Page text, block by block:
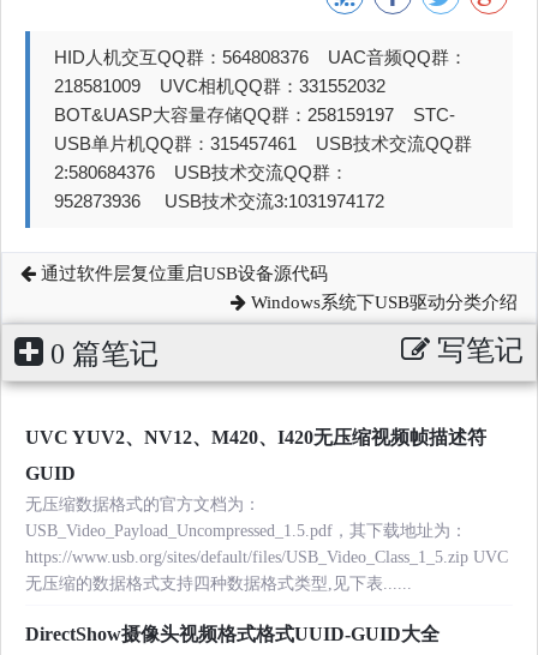
HID人机交互QQ群：564808376 UAC音频QQ群：
218581009 UVC相机QQ群：331552032
BOT&UASP大容量存储QQ群：258159197 STC-
USB单片机QQ群：315457461 USB技术交流QQ群
2:580684376 USB技术交流QQ群：
952873936 USB技术交流3:1031974172
通过软件层复位重启USB设备源代码
Windows系统下USB驱动分类介绍
0 篇笔记 写笔记
UVC YUV2、NV12、M420、I420无压缩视频帧描述符
GUID
无压缩数据格式的官方文档为：
USB_Video_Payload_Uncompressed_1.5.pdf，其下载地址为：
https://www.usb.org/sites/default/files/USB_Video_Class_1_5.zip UVC
无压缩的数据格式支持四种数据格式类型,见下表......
DirectShow摄像头视频格式格式UUID-GUID大全